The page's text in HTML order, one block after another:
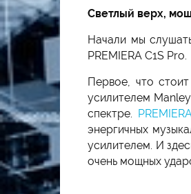
Светлый верх,
Начали мы
PREMIERA C1S Pro.
Первое, что
усилителем
спектре.
энергичных
усилителем. И
очень мощных